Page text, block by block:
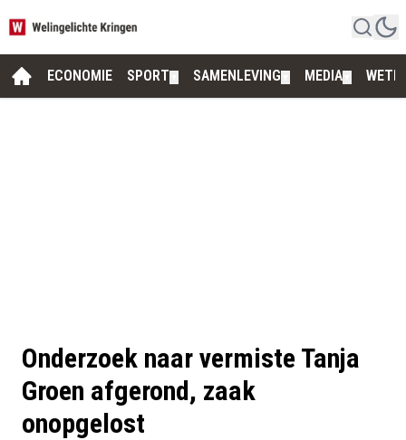
ECONOMIE SPORT SAMENLEVING MEDIA
Onderzoek naar vermiste Tanja
Groen afgerond, zaak
onopgelost